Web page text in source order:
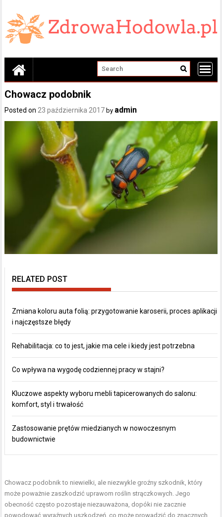
content
Chowacz podobnik
Posted on23 października 2017 by admin
RELATED POST
Zmiana koloru auta folią: przygotowanie karoserii, proces aplikacji
i najczęstsze błędy
Rehabilitacja: co to jest, jakie ma cele i kiedy jest potrzebna
Co wpływa na wygodę codziennej pracy w stajni?
Kluczowe aspekty wyboru mebli tapicerowanych do salonu:
komfort, styl i trwałość
Zastosowanie prętów miedzianych w nowoczesnym
budownictwie
Chowacz podobnik to niewielki, ale niezwykle groźny szkodnik, który
może poważnie zaszkodzić uprawom roślin strączkowych. Jego
obecność często pozostaje niezauważona, dopóki nie zacznie
powodować wyraźnych uszkodzeń, co może prowadzić do znacznych